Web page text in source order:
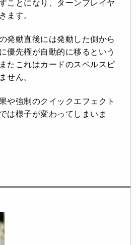
ことになり、ターンプレイヤ
ます。
発動直後には発動した側から
優先権が自動的に移るという
たこれはカードのスペルスピ
せん。
や強制のクイックエフェクト
は様子が変わってしまいま